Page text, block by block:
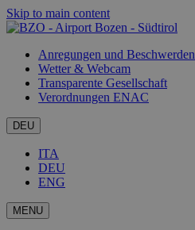
Skip to main content
Anregungen und Beschwerden
Wetter & Webcam
Transparente Gesellschaft
Verordnungen ENAC
DEU
ITA
DEU
ENG
MENU